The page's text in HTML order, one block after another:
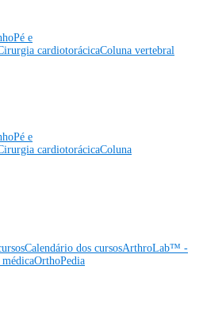
Pé e
cardiotorácicaColuna vertebral
Pé e
cardiotorácicaColuna
Calendário dos cursosArthroLab™ -
médicaOrthoPedia